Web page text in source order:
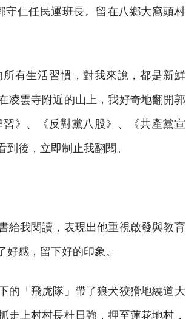
仁任民運班長。留在八鄉大窩頭村
有生活習慣，對我來說，都是新鮮
凌雲寺附近的山上，我好奇地翻開郭
》、《反對黨八股》、《共產黨宣
後，立即制止我翻閱。
我閱讀，表現出他重視啟發與教育
感，留下好的印象。
「飛虎隊」帶了狼犬狡猾地繞道大
走上村村長杜日強，押至蓮花地村，